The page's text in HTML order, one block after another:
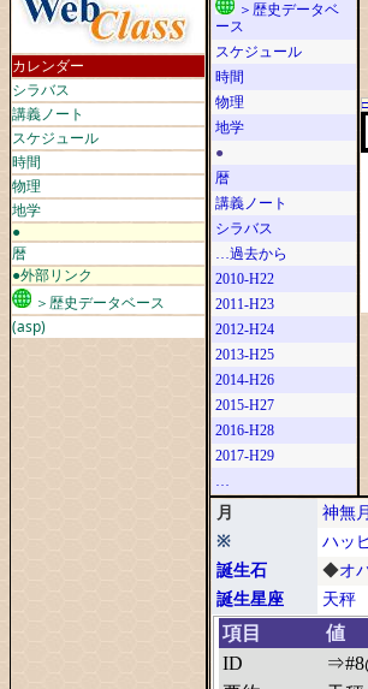
カレンダー
シラバス
講義ノート
スケジュール
時間
物理
地学
●
暦
●外部リンク
＞歴史データベース
(asp)
＞歴史データベ
ース
スケジュール
時間
物理
地学
●
暦
講義ノート
シラバス
…過去から
2010-H22
2011-H23
2012-H24
2013-H25
2014-H26
2015-H27
2016-H28
2017-H29
…
□
月 神無月
※
ハッ
誕生石
◆オ
誕生星座
天秤
項目
値
ID